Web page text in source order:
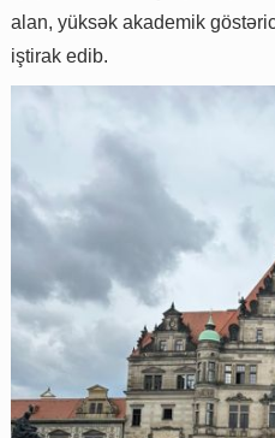
alan, yüksək akademik
iştirak edib.